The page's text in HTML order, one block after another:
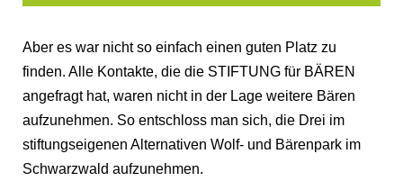
Aber es war nicht so einfach einen guten Platz zu
finden. Alle Kontakte, die die STIFTUNG für BÄREN
angefragt hat, waren nicht in der Lage weitere Bären
aufzunehmen. So entschloss man sich, die Drei im
stiftungseigenen Alternativen Wolf- und Bärenpark im
Schwarzwald aufzunehmen.